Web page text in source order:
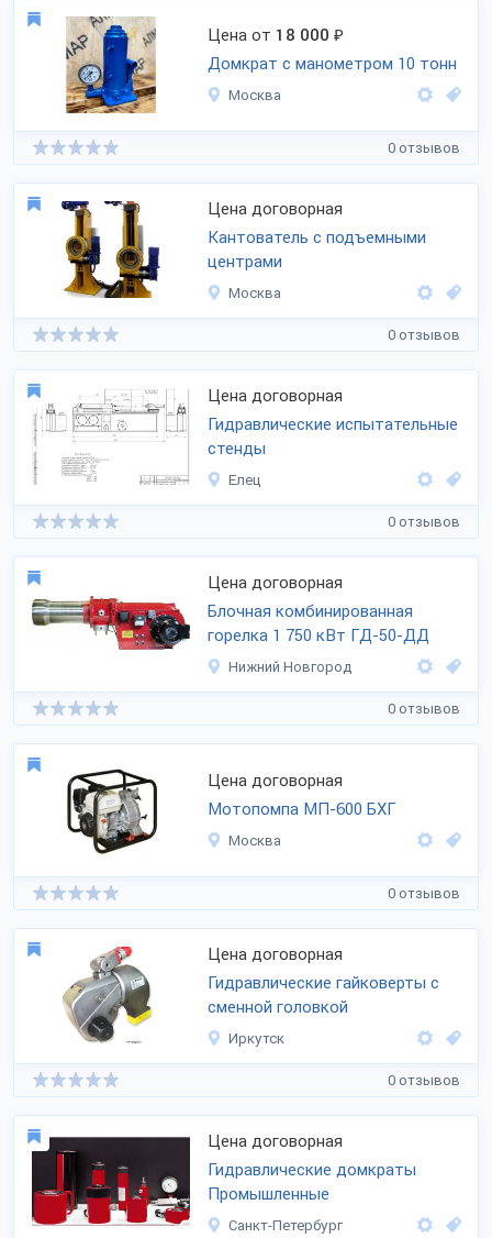
Цена от 18 000 ₽
Домкрат с манометром 10 тонн
Москва
0 отзывов
Цена договорная
Кантователь с подъемными
центрами
Москва
0 отзывов
Цена договорная
Гидравлические испытательные
стенды
Елец
0 отзывов
Цена договорная
Блочная комбинированная
горелка 1 750 кВт ГД-50-ДД
Нижний Новгород
0 отзывов
Цена договорная
Мотопомпа МП-600 БХГ
Москва
0 отзывов
Цена договорная
Гидравлические гайковерты с
сменной головкой
Иркутск
0 отзывов
Цена договорная
Гидравлические домкраты
Промышленные
Санкт-Петербург